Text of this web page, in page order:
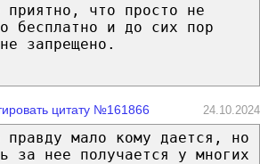
приятно, что просто не
бесплатно и до сих пор
запрещено.
цитату №161866 24.10.2024
правду мало кому дается, но
за нее получается у многих